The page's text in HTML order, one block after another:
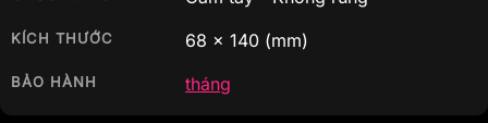
KÍCH THƯỚC 68 x 140 (mm)
BẢO HÀNH tháng